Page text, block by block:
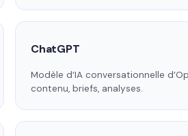
ChatGPT
Modèle d’IA conversationnelle
contenu, briefs, analyses.